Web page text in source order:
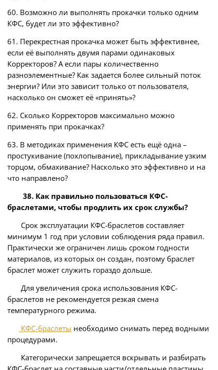
60. Возможно ли выполнять прокачки только одним
КФС, будет ли это эффективно?
61. Перекрестная прокачка может быть эффективнее,
если её выполнять двумя парами одинаковых
Корректоров? А если пары количественно
разноэлементные? Как задается более сильный поток
энергии? Или это зависит только от пользователя,
насколько он сможет её «принять»?
62. Сколько Корректоров максимально можно
применять при прокачках?
63. В методиках применения КФС есть ещё одна –
простукивание (похлопывание), прикладывание узким
торцом, обмахивание? Насколько это эффективно и на
что направлено?
38. Как правильно пользоваться КФС-
браслетами, чтобы продлить их срок службы?
Срок эксплуатации КФС-браслетов составляет
минимум 1 год при условии соблюдения ряда правил.
Практически же ограничен лишь сроком годности
материалов, из которых он создан, поэтому браслет
браслет может служить гораздо дольше.
Для увеличения срока использования КФС-
браслетов не рекомендуется резкая смена
температурного режима.
КФС-браслеты необходимо снимать перед водными
процедурами.
Категорически запрещается вскрывать и разбирать